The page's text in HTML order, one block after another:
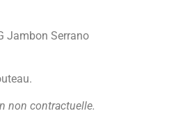
Jambon Serrano
non contractuelle.